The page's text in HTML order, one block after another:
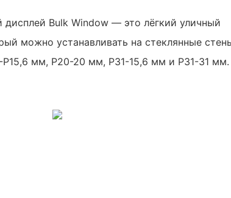
Bulk Window — это лёгкий уличный
можно устанавливать на стеклянные
P15,6 мм, P20-20 мм, P31-15,6 мм и P31-31 мм.